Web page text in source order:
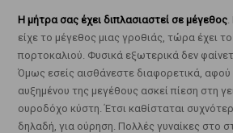
Η μήτρα σας έχει διπλασιαστεί σε μέγεθος.
είχε το μέγεθος μιας γροθιάς, τώρα έχει
πορτοκαλιού. Φυσικά εξωτερικά δεν
Όμως εσείς αισθάνεστε διαφορετικά,
αυξημένου της μεγέθους ασκεί πίεση στη
ουροδόχο κύστη. Έτσι καθίσταται
δηλαδή, για ούρηση. Πολλές γυναίκες στο